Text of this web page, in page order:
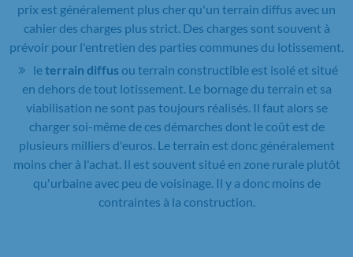
prix est généralement plus cher qu'un terrain diffus avec un
cahier des charges plus strict. Des charges sont souvent à
prévoir pour l'entretien des parties communes du lotissement.
leterrain diffusou terrain constructible est isolé et situé
en dehors de tout lotissement. Le bornage du terrain et sa
viabilisation ne sont pas toujours réalisés. Il faut alors se
charger soi-même de ces démarches dont le coût est de
plusieurs milliers d'euros. Le terrain est donc généralement
moins cher à l'achat. Il est souvent situé en zone rurale plutôt
qu'urbaine avec peu de voisinage. Il y a donc moins de
contraintes à la construction.